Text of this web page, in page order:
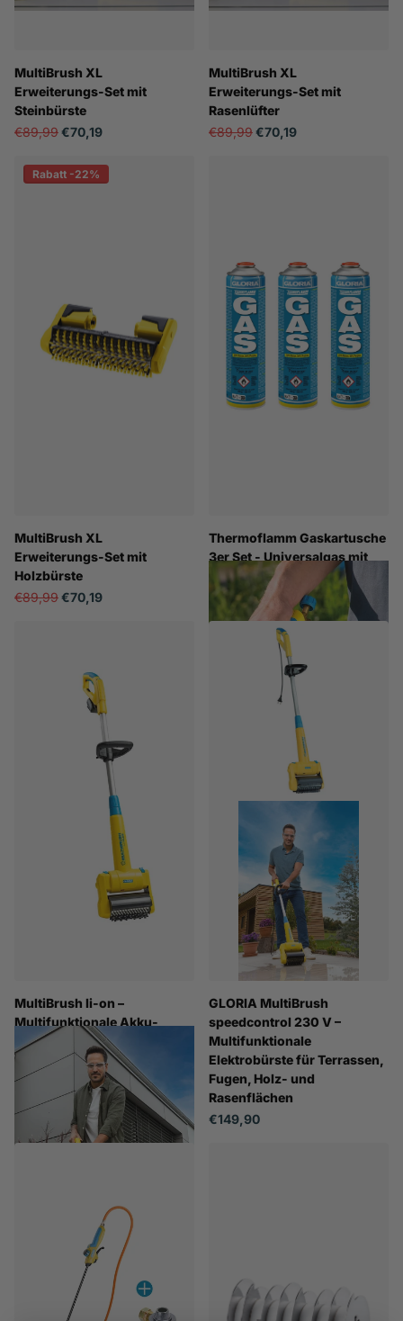
MultiBrush XL
Erweiterungs-Set mit
Steinbürste
€89,99€70,19
MultiBrush XL
Erweiterungs-Set mit
Rasenlüfter
€89,99€70,19
Rabatt -22%
MultiBrush XL
Erweiterungs-Set mit
Holzbürste
€89,99€70,19
Thermoflamm Gaskartusche
3er Set - Universalgas mit
30 % längerer Brenndauer
€15,90
MultiBrush li-on –
Multifunktionale Akku-
Bürste ohne BOSCH 18V
Akku (optional erhältlich)
€149,90
GLORIA MultiBrush
speedcontrol 230 V –
Multifunktionale
Elektrobürste für Terrassen,
Fugen, Holz- und
Rasenflächen
€149,90